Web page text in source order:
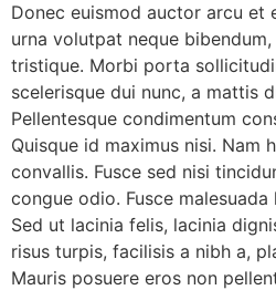
Donec euismod auctor arcu et
urna volutpat neque
tristique. Morbi porta
scelerisque dui nunc, a mattis
Pellentesque condimentum
Quisque id maximus nisi. Nam
convallis. Fusce sed nisi
congue odio. Fusce
Sed ut lacinia felis, lacinia
risus turpis, facilisis a nibh a,
Mauris posuere eros non